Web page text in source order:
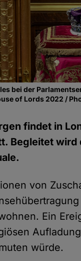
bei der
of Lords 2022 /
findet in
Begleitet wird
von
Ein
würde.